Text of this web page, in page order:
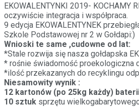
EKOWALENTYNKI 2019- KOCHAMY
oczywiście integracja i współpraca.
9 edycja EKOWALENTYNEK
Szkole Podstawowej nr 2 w Gołdapi:)
Wnioski te same ,cudowne od lat:
*Stale rozwija się nasza gołdapska
* rośnie świadomość proekologiczna
*ilość przekazanych do recyklingu
Niesamowity wynik :
12 kartonów (po 25kg każdy)
10 sztuk sprzętu